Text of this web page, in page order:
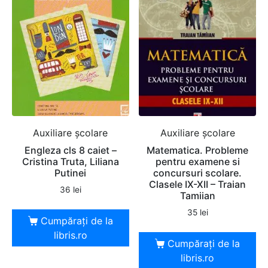
Auxiliare şcolare
Engleza cls 8 caiet –
Cristina Truta, Liliana
Putinei
36 lei
Cumpărați de la
libris.ro
Auxiliare şcolare
Matematica. Probleme
pentru examene si
concursuri scolare.
Clasele IX-XII – Traian
Tamiian
35 lei
Cumpărați de la
libris.ro